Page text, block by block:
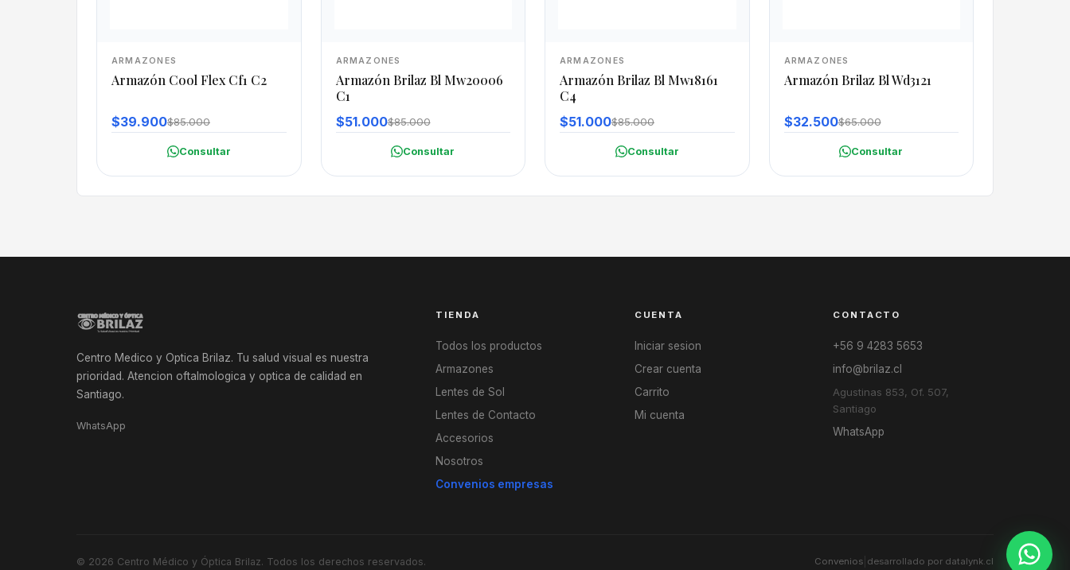
ARMAZONES
Armazón Cool Flex Cf1 C2
$39.900$85.000
Consultar
ARMAZONES
Armazón Brilaz Bl Mw20006
C1
$51.000$85.000
Consultar
ARMAZONES
Armazón Brilaz Bl Mw18161
C4
$51.000$85.000
Consultar
ARMAZONES
Armazón Brilaz Bl Wd3121
$32.500$65.000
Consultar
Centro Medico y Optica Brilaz. Tu salud visual es nuestra
prioridad. Atencion oftalmologica y optica de calidad en
Santiago.
WhatsApp
TIENDA
Todos los productos
Armazones
Lentes de Sol
Lentes de Contacto
Accesorios
Nosotros
Convenios empresas
CUENTA
Iniciar sesion
Crear cuenta
Carrito
Mi cuenta
CONTACTO
+56 9 4283 5653
info@brilaz.cl
Agustinas 853, Of. 507,
Santiago
WhatsApp
© 2026 Centro Médico y Óptica Brilaz. Todos los derechos reservados. Convenios desarrollado por datalynk.cl